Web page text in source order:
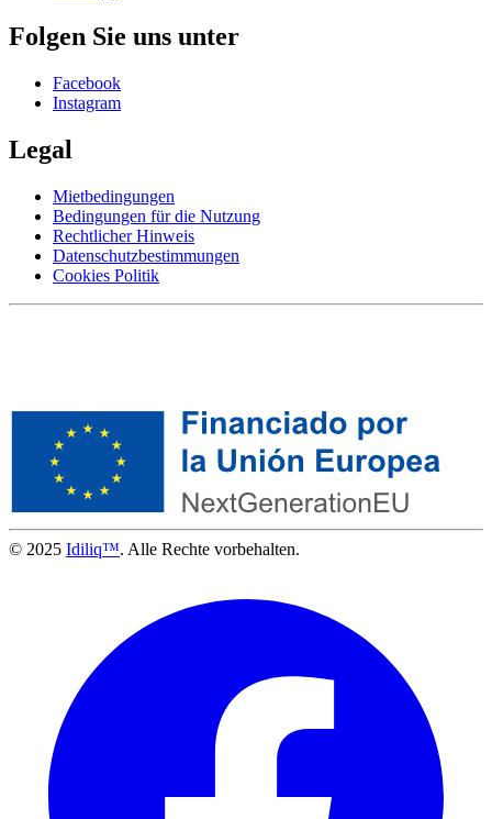
Folgen Sie uns unter
Facebook
Instagram
Legal
Mietbedingungen
Bedingungen für die Nutzung
Rechtlicher Hinweis
Datenschutzbestimmungen
Cookies Politik
© 2025 Idiliq™. Alle Rechte vorbehalten.